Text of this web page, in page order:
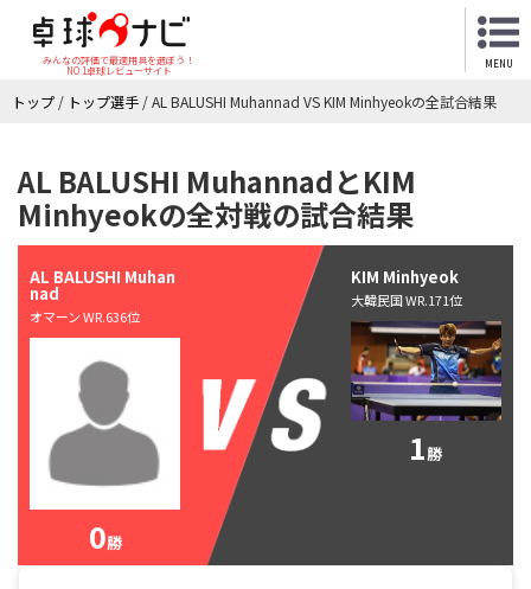
みんなの評価で最適用具を選ぼう！
NO.1卓球レビューサイト
MENU
トップ / トップ選手 /AL BALUSHI Muhannad VS KIM Minhyeokの全試合結果
AL BALUSHI MuhannadとKIM
Minhyeokの全対戦の試合結果
AL BALUSHI Muhan
nad
オマーン WR.636位
0勝
KIM Minhyeok
大韓民国 WR.171位
1勝